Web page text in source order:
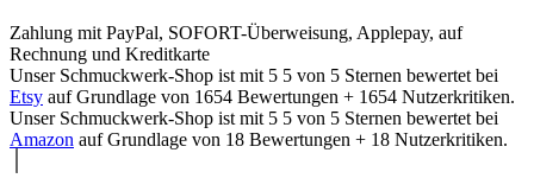
Zahlung mit PayPal, SOFORT-Überweisung, Applepay, auf
Rechnung und Kreditkarte
Unser Schmuckwerk-Shop ist mit 5 5 von 5 Sternen bewertet bei
Etsy auf Grundlage von 1654 Bewertungen + 1654 Nutzerkritiken.
Unser Schmuckwerk-Shop ist mit 5 5 von 5 Sternen bewertet bei
Amazon auf Grundlage von 18 Bewertungen + 18 Nutzerkritiken.